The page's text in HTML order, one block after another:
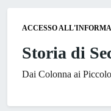
ACCESSO
Storia di
Dai Colonna ai